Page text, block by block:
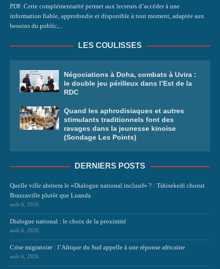
PDF. Cette complémentarité permet aux lecteurs d’accéder à une
information fiable, approfondie et disponible à tout moment, adaptée aux
besoins du public,...
LES COULISSES
Négociations à Doha, combats à Uvira :
le double jeu périlleux dans l’Est de la
RDC
Quand les aphrodisiaques et autres
stimulants traditionnels font des
ravages dans la jeunesse kinoise
(Sondage Les Points)
DERNIERS POSTS
Quelle ville abritera le «Dialogue national inclusif» ? : Tshisekedi choisit
Brazzaville plutôt que Luanda
août 6, 2026
Dialogue national : le choix de la proximité
août 6, 2026
Crise migratoire : l’Afrique du Sud appelle à une réponse africaine
août 6, 2026